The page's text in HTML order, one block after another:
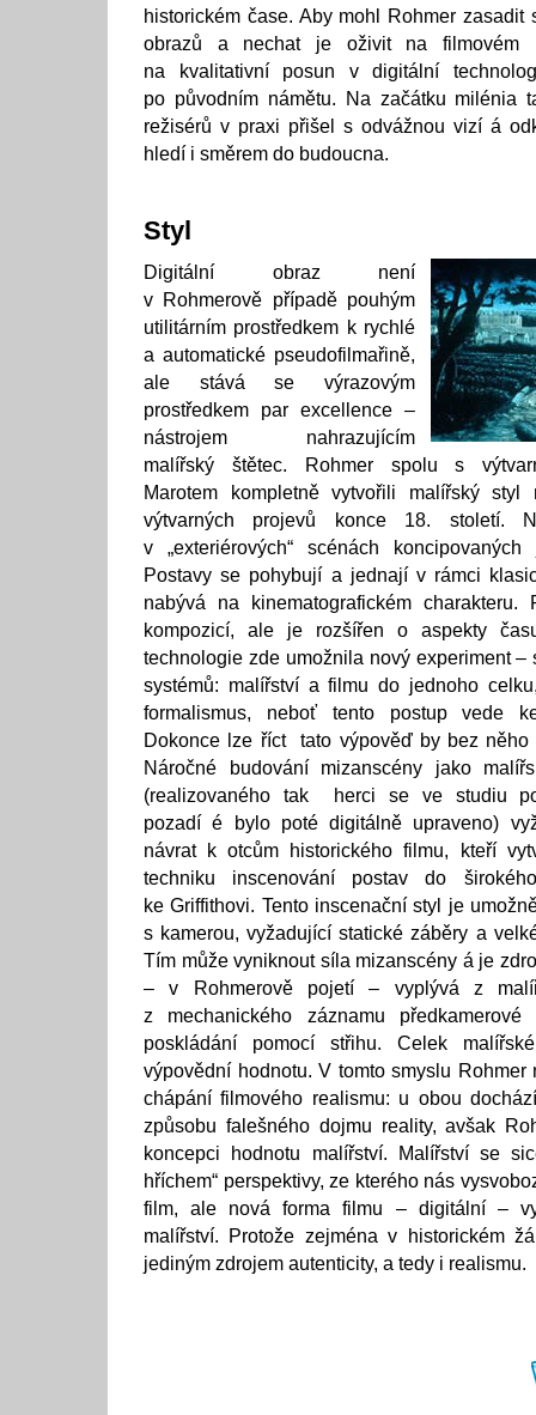
historickém čase. Aby mohl Rohmer zasadit
obrazů a nechat je oživit na filmovém
na kvalitativní posun v digitální
po původním námětu. Na začátku milénia
režisérů v praxi přišel s odvážnou vizí á
hledí i směrem do budoucna.
Styl
Digitální obraz není
v Rohmerově případě pouhým
utilitárním prostředkem k rychlé
a automatické pseudofilmařině,
ale stává se výrazovým
prostředkem par excellence –
nástrojem nahrazujícím
malířský štětec. Rohmer spolu s
Marotem kompletně vytvořili malířský styl
výtvarných projevů konce 18. století.
v „exteriérových“ scénách
Postavy se pohybují a jednají v rámci
nabývá na kinematografickém charakteru.
kompozicí, ale je rozšířen o aspekty
technologie zde umožnila nový experiment
systémů: malířství a filmu do jednoho
formalismus, neboť tento postup vede
Dokonce lze říct tato výpověď by bez něho
Náročné budování mizanscény jako
(realizovaného tak herci se ve studiu
pozadí é bylo poté digitálně upraveno)
návrat k otcům historického filmu, kteří
techniku inscenování postav do
ke Griffithovi. Tento inscenační styl je
s kamerou, vyžadující statické záběry a
Tím může vyniknout síla mizanscény á je
– v Rohmerově pojetí – vyplývá z
z mechanického záznamu
poskládání pomocí střihu. Celek
výpovědní hodnotu. V tomto smyslu Rohmer
chápání filmového realismu: u obou
způsobu falešného dojmu reality, avšak
koncepci hodnotu malířství. Malířství se
hříchem“ perspektivy, ze kterého nás
film, ale nová forma filmu – digitální –
malířství. Protože zejména v historickém
jediným zdrojem autenticity, a tedy i realismu.